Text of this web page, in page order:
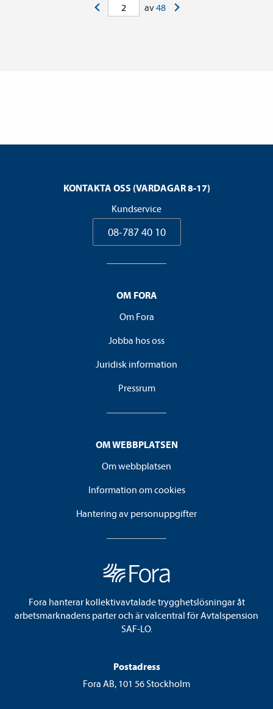
av48
KONTAKTA OSS (VARDAGAR 8-17)
Kundservice
08-787 40 10
OM FORA
Om Fora
Jobba hos oss
Juridisk information
Pressrum
OM WEBBPLATSEN
Om webbplatsen
Information om cookies
Hantering av personuppgifter
Fora hanterar kollektivavtalade trygghetslösningar åt
arbetsmarknadens parter och är valcentral för Avtalspension
SAF-LO.
Postadress
Fora AB, 101 56 Stockholm